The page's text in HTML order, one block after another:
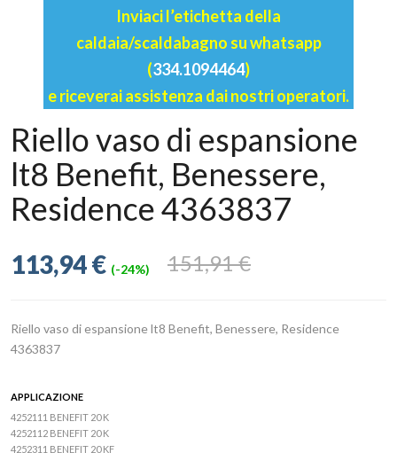
Inviaci l’etichetta della
caldaia/scaldabagno su whatsapp
(334.1094464)
e riceverai assistenza dai nostri operatori.
Riello vaso di espansione
lt8 Benefit, Benessere,
Residence 4363837
151,91 €
113,94 € (-24%)
Riello vaso di espansione lt8 Benefit, Benessere, Residence
4363837
APPLICAZIONE
4252111 BENEFIT 20 K
4252112 BENEFIT 20 K
4252311 BENEFIT 20 KF